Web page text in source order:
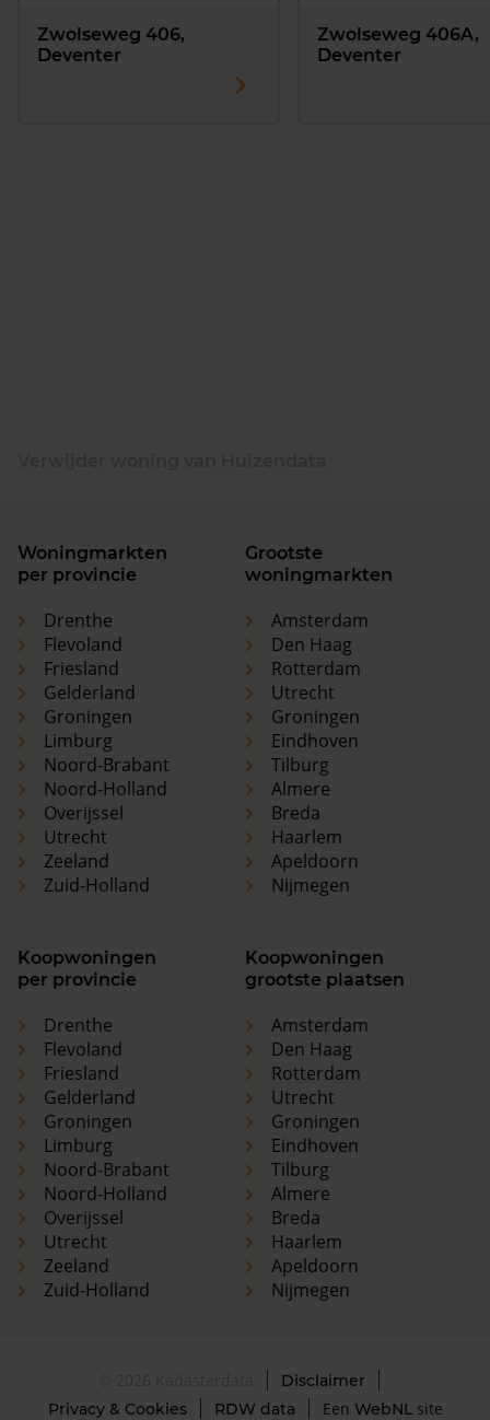
Zwolseweg 406,
Deventer
Zwolseweg 406A,
Deventer
Woningmarkten
per provincie
Drenthe
Flevoland
Friesland
Gelderland
Groningen
Limburg
Noord-Brabant
Noord-Holland
Overijssel
Utrecht
Zeeland
Zuid-Holland
Grootste
woningmarkten
Amsterdam
Den Haag
Rotterdam
Utrecht
Groningen
Eindhoven
Tilburg
Almere
Breda
Haarlem
Apeldoorn
Nijmegen
Koopwoningen
per provincie
Drenthe
Flevoland
Friesland
Gelderland
Groningen
Limburg
Noord-Brabant
Noord-Holland
Overijssel
Utrecht
Zeeland
Zuid-Holland
Koopwoningen
grootste plaatsen
Amsterdam
Den Haag
Rotterdam
Utrecht
Groningen
Eindhoven
Tilburg
Almere
Breda
Haarlem
Apeldoorn
Nijmegen
Disclaimer
Privacy & Cookies
RDW data Een WebNLsite